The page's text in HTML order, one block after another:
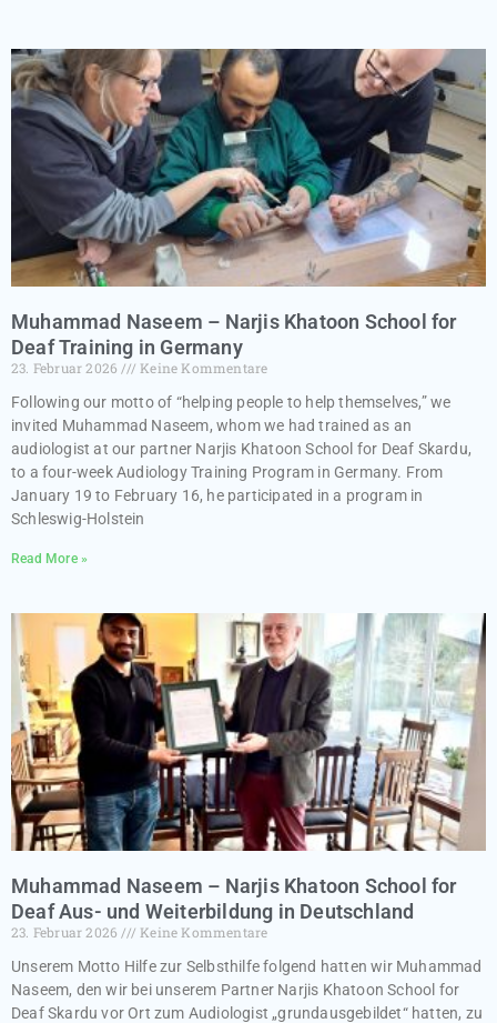
Muhammad Naseem – Narjis Khatoon School for
Deaf Training in Germany
23. Februar 2026
Keine Kommentare
Following our motto of “helping people to help themselves,” we
invited Muhammad Naseem, whom we had trained as an
audiologist at our partner Narjis Khatoon School for Deaf Skardu,
to a four-week Audiology Training Program in Germany. From
January 19 to February 16, he participated in a program in
Schleswig-Holstein
Read More »
Muhammad Naseem – Narjis Khatoon School for
Deaf Aus- und Weiterbildung in Deutschland
23. Februar 2026
Keine Kommentare
Unserem Motto Hilfe zur Selbsthilfe folgend hatten wir Muhammad
Naseem, den wir bei unserem Partner Narjis Khatoon School for
Deaf Skardu vor Ort zum Audiologist „grundausgebildet“ hatten, zu